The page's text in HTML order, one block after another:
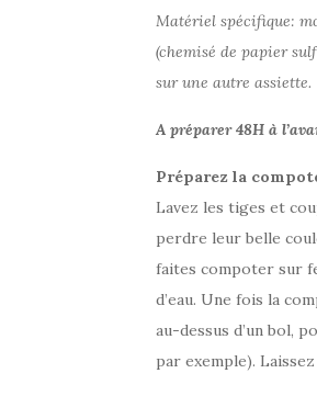
Matériel spécifique:
(chemisé de papier
sur une autre assiette.
A préparer 48H à
Préparez la
Lavez les tiges et
perdre leur belle
faites compoter sur
d’eau. Une fois la
au-dessus d’un bol,
par exemple).